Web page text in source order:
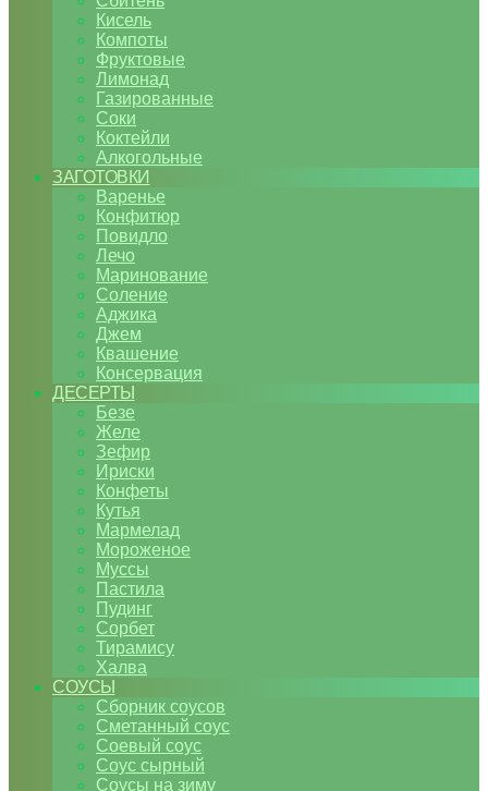
Кисель
Компоты
Фруктовые
Лимонад
Газированные
Соки
Коктейли
Алкогольные
ЗАГОТОВКИ
Варенье
Конфитюр
Повидло
Лечо
Маринование
Соление
Аджика
Джем
Квашение
Консервация
ДЕСЕРТЫ
Безе
Желе
Зефир
Ириски
Конфеты
Кутья
Мармелад
Мороженое
Муссы
Пастила
Пудинг
Сорбет
Тирамису
Халва
СОУСЫ
Сборник соусов
Сметанный соус
Соевый соус
Соус сырный
Соусы на зиму